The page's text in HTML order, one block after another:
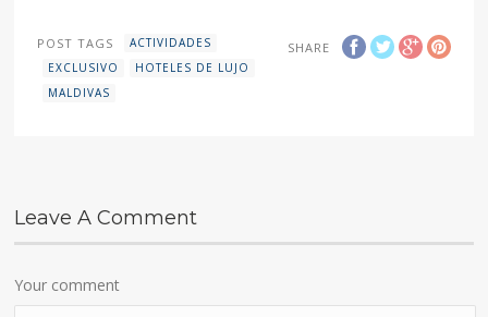
SHARE
POST TAGS
ACTIVIDADES
EXCLUSIVO
HOTELES DE LUJO
MALDIVAS
Leave A Comment
Your comment